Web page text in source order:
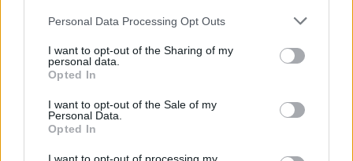
Personal Data Processing Opt Outs
I want to opt-out of the Sharing of my
personal data.
Opted In
I want to opt-out of the Sale of my
Personal Data.
Opted In